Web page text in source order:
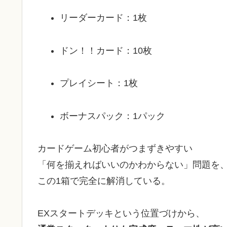
リーダーカード：1枚
ドン！！カード：10枚
プレイシート：1枚
ボーナスパック：1パック
カードゲーム初心者がつまずきやすい
「何を揃えればいいのかわからない」問題を
この1箱で完全に解消している。
EXスタートデッキという位置づけから、